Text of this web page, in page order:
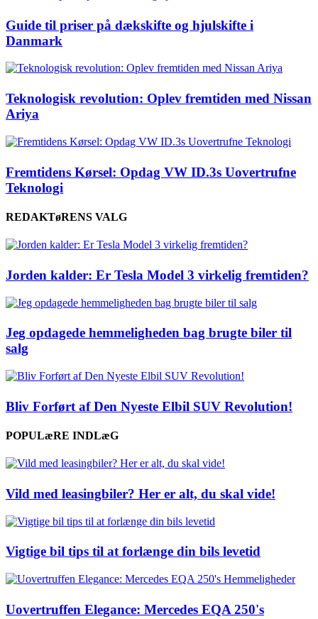
Guide til priser på dækskifte og hjulskifte i
Danmark
Teknologisk revolution: Oplev fremtiden med Nissan
Ariya
Fremtidens Kørsel: Opdag VW ID.3s Uovertrufne
Teknologi
REDAKTøRENS VALG
Jorden kalder: Er Tesla Model 3 virkelig fremtiden?
Jeg opdagede hemmeligheden bag brugte biler til
salg
Bliv Forført af Den Nyeste Elbil SUV Revolution!
POPULæRE INDLæG
Vild med leasingbiler? Her er alt, du skal vide!
Vigtige bil tips til at forlænge din bils levetid
Uovertruffen Elegance: Mercedes EQA 250's